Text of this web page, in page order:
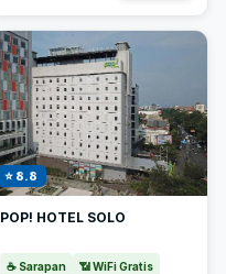
⭐ 8.8
POP! HOTEL SOLO
☕ Sarapan 📶 WiFi Gratis